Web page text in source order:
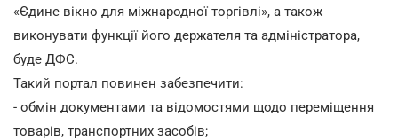
«Єдине вікно для міжнародної торгівлі», а також
виконувати функції його держателя та адміністратора,
буде ДФС.
Такий портал повинен забезпечити:
- обмін документами та відомостями щодо переміщення
товарів, транспортних засобів;